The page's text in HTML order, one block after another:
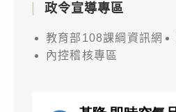
政令宣導專區
教育部108課綱資訊網
內控稽核專區